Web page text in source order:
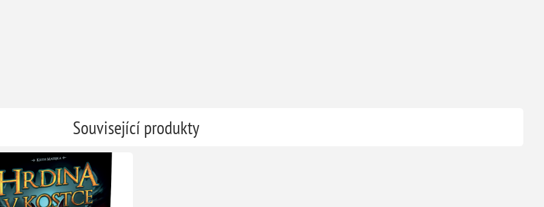
Související produkty